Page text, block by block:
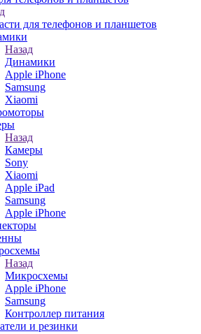
для телефонов и планшетов
Назад
Динамики
Apple iPhone
Samsung
Xiaomi
Назад
Камеры
Sony
Xiaomi
Apple iPad
Samsung
Apple iPhone
Назад
Микросхемы
Apple iPhone
Samsung
Контроллер питания
и резинки